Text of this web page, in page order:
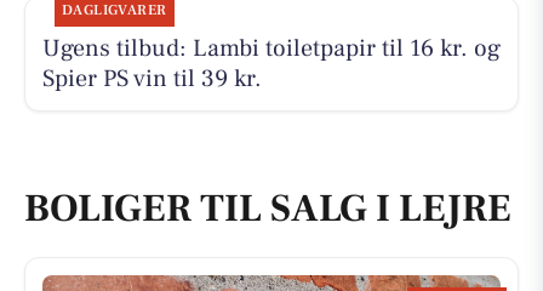
DAGLIGVARER
Ugens tilbud: Lambi toiletpapir til 16 kr. og
Spier PS vin til 39 kr.
BOLIGER TIL SALG I LEJRE